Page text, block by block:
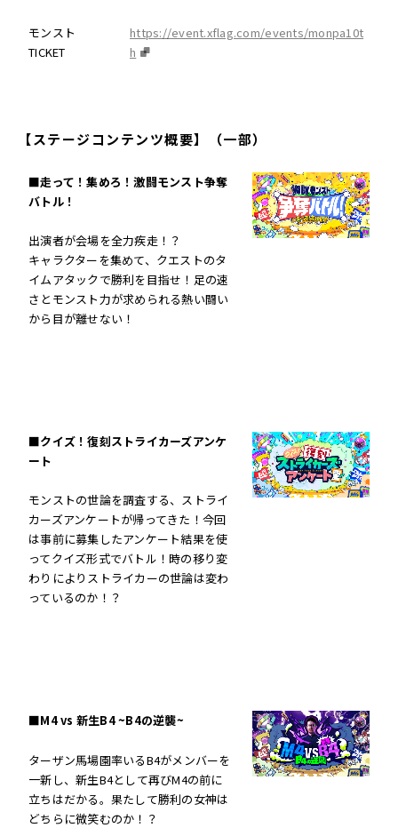
モンスト
TICKET
https://event.xflag.com/events/monpa10t
h
【ステージコンテンツ概要】（一部）
■走って！集めろ！激闘モンスト争奪
バトル！
出演者が会場を全力疾走！？
キャラクターを集めて、クエストのタ
イムアタックで勝利を目指せ！足の速
さとモンスト力が求められる熱い闘い
から目が離せない！
■クイズ！復刻ストライカーズアンケ
ート
モンストの世論を調査する、ストライ
カーズアンケートが帰ってきた！今回
は事前に募集したアンケート結果を使
ってクイズ形式でバトル！時の移り変
わりによりストライカーの世論は変わ
っているのか！？
■M4 vs 新生B4 ~B4の逆襲~
ターザン馬場園率いるB4がメンバーを
一新し、新生B4として再びM4の前に
立ちはだかる。果たして勝利の女神は
どちらに微笑むのか！？